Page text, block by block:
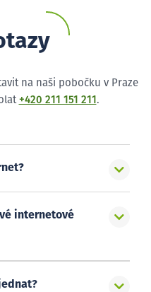
na naši pobočku v Praze
+420 211 151 211 .
internetové